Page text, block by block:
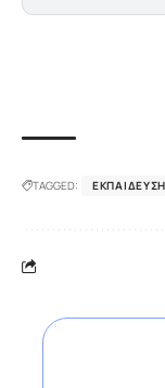
TAGGED: